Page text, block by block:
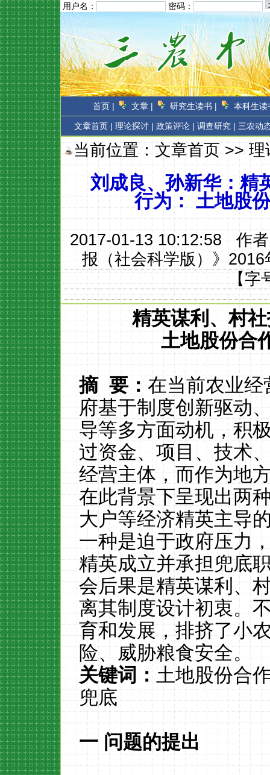
用户名： 密码：
首页 | 文章 | 研究生读书 | 本科生读
文章首页 | 理论探讨 | 政策评论 | 调查研究 | 三农动
当前位置：文章首页>>理
刘成良、孙新华：精
行为： 土地股
2017-01-13 10:12:58 作
报（社会科学版）》2016
【字
精英谋利、村
土地股份合
摘 要：在当前农业经
府基于制度创新驱动
导等多方面动机，积
过资金、项目、技术
经营主体，而作为地
在此背景下呈现出两
大户等经济精英主导
一种是迫于政府压力
精英成立并承担兜底
会后果是精英谋利、
离其制度设计初衷。
育和发展，排挤了小
险、威胁粮食安全。
关键词：土地股份合
兜底
一问题的提出